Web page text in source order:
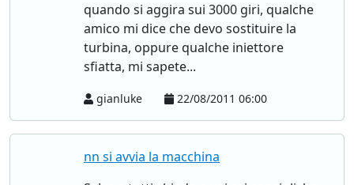
quando si aggira sui 3000 giri, qualche
amico mi dice che devo sostituire la
turbina, oppure qualche iniettore
sfiatta, mi sapete...
gianluke 22/08/2011 06:00
nn si avvia la macchina